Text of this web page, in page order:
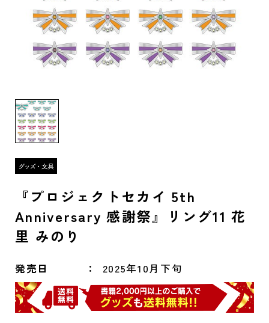
『プロジェクトセカイ 5th
Anniversary 感謝祭』リング11 花
里 みのり
発売日 2025年10月下旬